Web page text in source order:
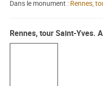
Dans le monument : Rennes,
Rennes, tour Saint-Yves.